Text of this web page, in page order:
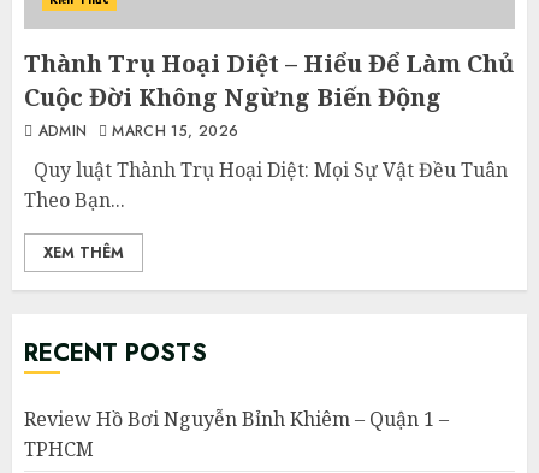
Thành Trụ Hoại Diệt – Hiểu Để Làm Chủ
Cuộc Đời Không Ngừng Biến Động
ADMIN MARCH 15, 2026
Quy luật Thành Trụ Hoại Diệt: Mọi Sự Vật Đều Tuân
Theo Bạn...
XEM THÊM
RECENT POSTS
Review Hồ Bơi Nguyễn Bỉnh Khiêm – Quận 1 –
TPHCM